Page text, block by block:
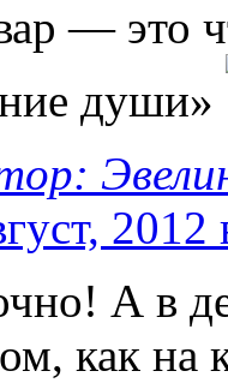
— это
души»
2012
А в
как